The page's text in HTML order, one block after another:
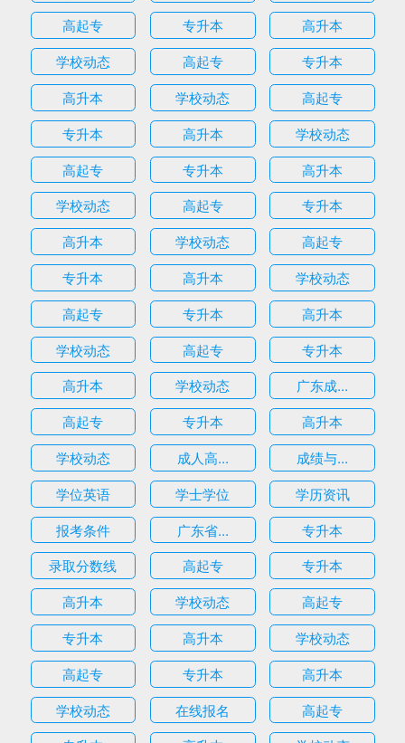
高起专
专升本
高升本
学校动态
高起专
专升本
高升本
学校动态
高起专
专升本
高升本
学校动态
高起专
专升本
高升本
学校动态
高起专
专升本
高升本
学校动态
高起专
专升本
高升本
学校动态
高起专
专升本
高升本
学校动态
高起专
专升本
高升本
学校动态
广东成...
高起专
专升本
高升本
学校动态
成人高...
成绩与...
学位英语
学士学位
学历资讯
报考条件
广东省...
专升本
录取分数线
高起专
专升本
高升本
学校动态
高起专
专升本
高升本
学校动态
高起专
专升本
高升本
学校动态
在线报名
高起专